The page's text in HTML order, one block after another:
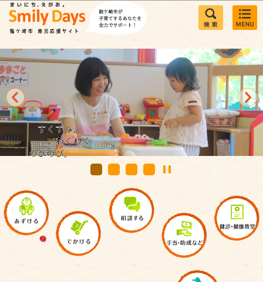
このページの本文へ移動